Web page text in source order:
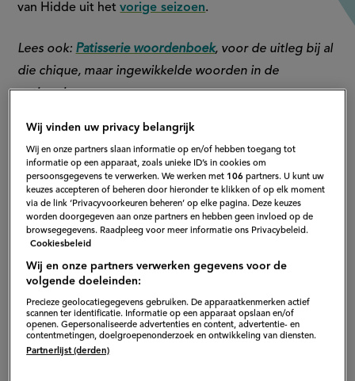
van Hidde uit hetvorige seizoen.
Lees ook: Patisserie woordenboek, voor de uitleg bij al
die chique, maar ingewikkelde woorden in de
patisserie.
Wij vinden uw privacy belangrijk
Wij en onze partners slaan informatie op en/of hebben toegang tot
informatie op een apparaat, zoals unieke ID’s in cookies om
persoonsgegevens te verwerken. We werken met 106 partners. U kunt uw
keuzes accepteren of beheren door hieronder te klikken of op elk moment
via de link ‘Privacyvoorkeuren beheren’ op elke pagina. Deze keuzes
worden doorgegeven aan onze partners en hebben geen invloed op de
browsegegevens. Raadpleeg voor meer informatie ons Privacybeleid.
Cookiesbeleid
Wij en onze partners verwerken gegevens voor de
volgende doeleinden:
Precieze geolocatiegegevens gebruiken. De apparaatkenmerken actief
scannen ter identificatie. Informatie op een apparaat opslaan en/of
openen. Gepersonaliseerde advertenties en content, advertentie- en
contentmetingen, doelgroepenonderzoek en ontwikkeling van diensten.
Partnerlijst (derden)